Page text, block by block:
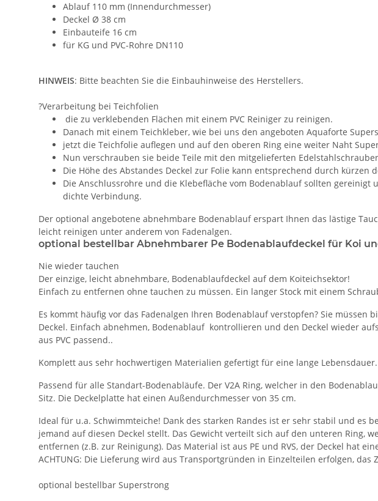
Ablauf 110 mm (Innendurchmesser)
Deckel Ø 38 cm
Einbauteife 16 cm
für KG und PVC-Rohre DN110
HINWEIS: Bitte beachten Sie die Einbauhinweise des Herstellers.
?Verarbeitung bei Teichfolien
die zu verklebenden Flächen mit einem PVC Reiniger zu reinigen.
Danach mit einem Teichkleber, wie bei uns den angeboten Aquaforte
jetzt die Teichfolie auflegen und auf den oberen Ring eine weiter Naht
Nun verschrauben sie beide Teile mit den mitgelieferten
Die Höhe des Abstandes Deckel zur Folie kann entsprechend durch kürzen
Die Anschlussrohre und die Klebefläche vom Bodenablauf sollten
dichte Verbindung.
Der optional angebotene abnehmbare Bodenablauf erspart Ihnen das lästige
leicht reinigen unter anderem von Fadenalgen.
optional bestellbar Abnehmbarer Pe Bodenablaufdeckel für Koi
Nie wieder tauchen
Der einzige, leicht abnehmbare, Bodenablaufdeckel auf dem Koiteichsektor!
Einfach zu entfernen ohne tauchen zu müssen. Ein langer Stock mit einem
Es kommt häufig vor das Fadenalgen Ihren Bodenablauf verstopfen? Sie
Deckel. Einfach abnehmen, Bodenablauf kontrollieren und den Deckel wieder
aus PVC passend..
Komplett aus sehr hochwertigen Materialien gefertigt für eine lange Lebensdauer.
Passend für alle Standart-Bodenabläufe. Der V2A Ring, welcher in den
Sitz. Die Deckelplatte hat einen Außendurchmesser von 35 cm.
Ideal für u.a. Schwimmteiche! Dank des starken Randes ist er sehr stabil und es
jemand auf diesen Deckel stellt. Das Gewicht verteilt sich auf den unteren Ring,
entfernen (z.B. zur Reinigung). Das Material ist aus PE und RVS, der Deckel hat
ACHTUNG: Die Lieferung wird aus Transportgründen in Einzelteilen erfolgen, das
optional bestellbar Superstrong